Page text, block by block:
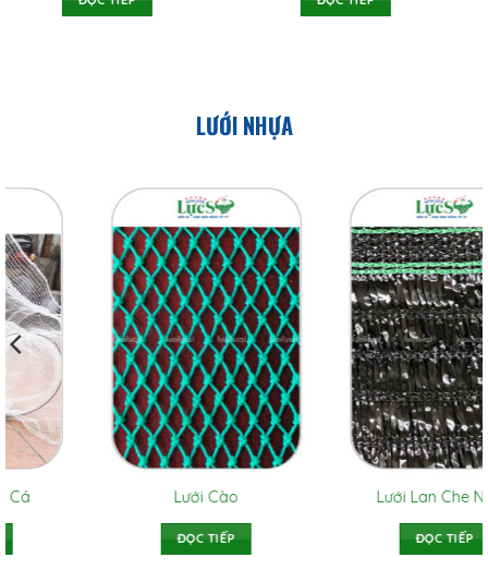
ĐỌC TIẾP
LƯỚI NHỰA
Lưới Che Nắng Dệt Kim
ĐỌC TIẾP
Lưới Xây Dựng
ĐỌC TIẾP